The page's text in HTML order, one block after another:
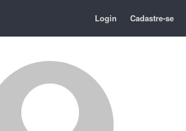
Login Cadastre-se